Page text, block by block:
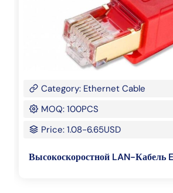
Category: Ethernet Cable
MOQ: 100PCS
Price: 1.08-6.65USD
Высокоскоростной LAN-Кабель